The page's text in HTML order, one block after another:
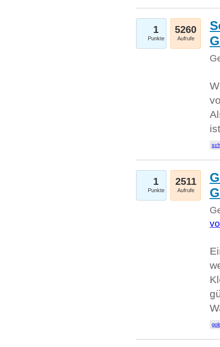
1
Punkte
5260
Aufrufe
1
Punkte
2511
Aufrufe